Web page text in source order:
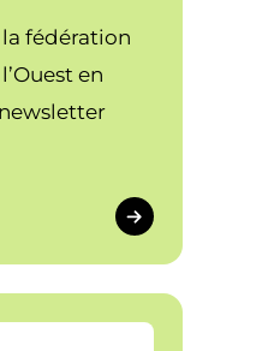
fédération
en